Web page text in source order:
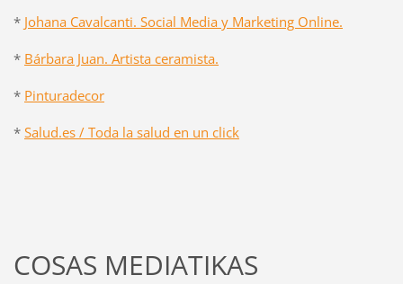
* Johana Cavalcanti. Social Media y Marketing Online.
* Bárbara Juan. Artista ceramista.
* Pinturadecor
* Salud.es / Toda la salud en un click
COSAS MEDIATIKAS